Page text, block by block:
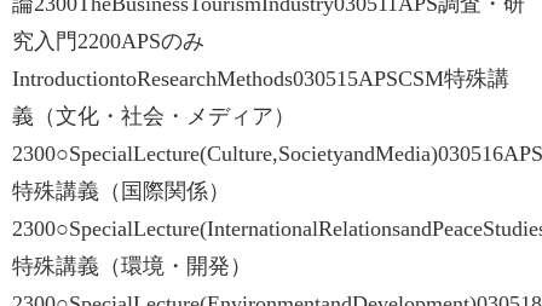
究入門2200APSのみ
IntroductiontoResearchMethods030515APSCSM特殊講
義（文化・社会・メディア）
特殊講義（国際関係）
特殊講義（環境・開発）